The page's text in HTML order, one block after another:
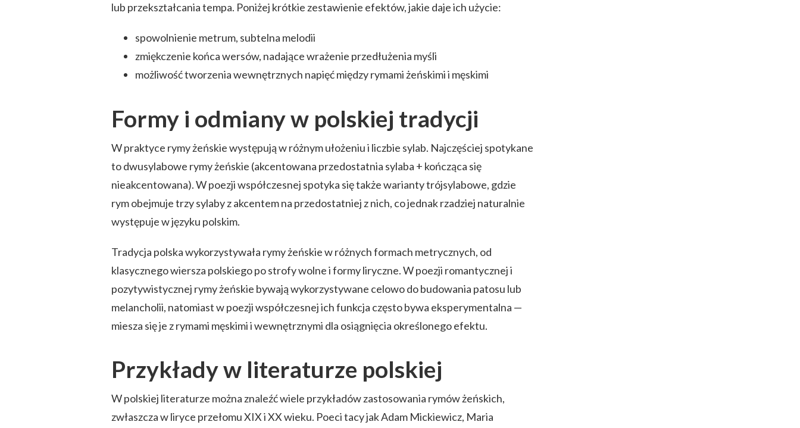
lub przekształcania tempa. Poniżej krótkie zestawienie efektów, jakie daje ich użycie:
spowolnienie metrum, subtelna melodii
zmiękczenie końca wersów, nadające wrażenie przedłużenia myśli
możliwość tworzenia wewnętrznych napięć między rymami żeńskimi i męskimi
Formy i odmiany w polskiej tradycji
W praktyce rymy żeńskie występują w różnym ułożeniu i liczbie sylab. Najczęściej spotykane
to dwusylabowe rymy żeńskie (akcentowana przedostatnia sylaba + kończąca się
nieakcentowana). W poezji współczesnej spotyka się także warianty trójsylabowe, gdzie
rym obejmuje trzy sylaby z akcentem na przedostatniej z nich, co jednak rzadziej naturalnie
występuje w języku polskim.
Tradycja polska wykorzystywała rymy żeńskie w różnych formach metrycznych, od
klasycznego wiersza polskiego po strofy wolne i formy liryczne. W poezji romantycznej i
pozytywistycznej rymy żeńskie bywają wykorzystywane celowo do budowania patosu lub
melancholii, natomiast w poezji współczesnej ich funkcja często bywa eksperymentalna —
miesza się je z rymami męskimi i wewnętrznymi dla osiągnięcia określonego efektu.
Przykłady w literaturze polskiej
W polskiej literaturze można znaleźć wiele przykładów zastosowania rymów żeńskich,
zwłaszcza w liryce przełomu XIX i XX wieku. Poeci tacy jak Adam Mickiewicz, Maria